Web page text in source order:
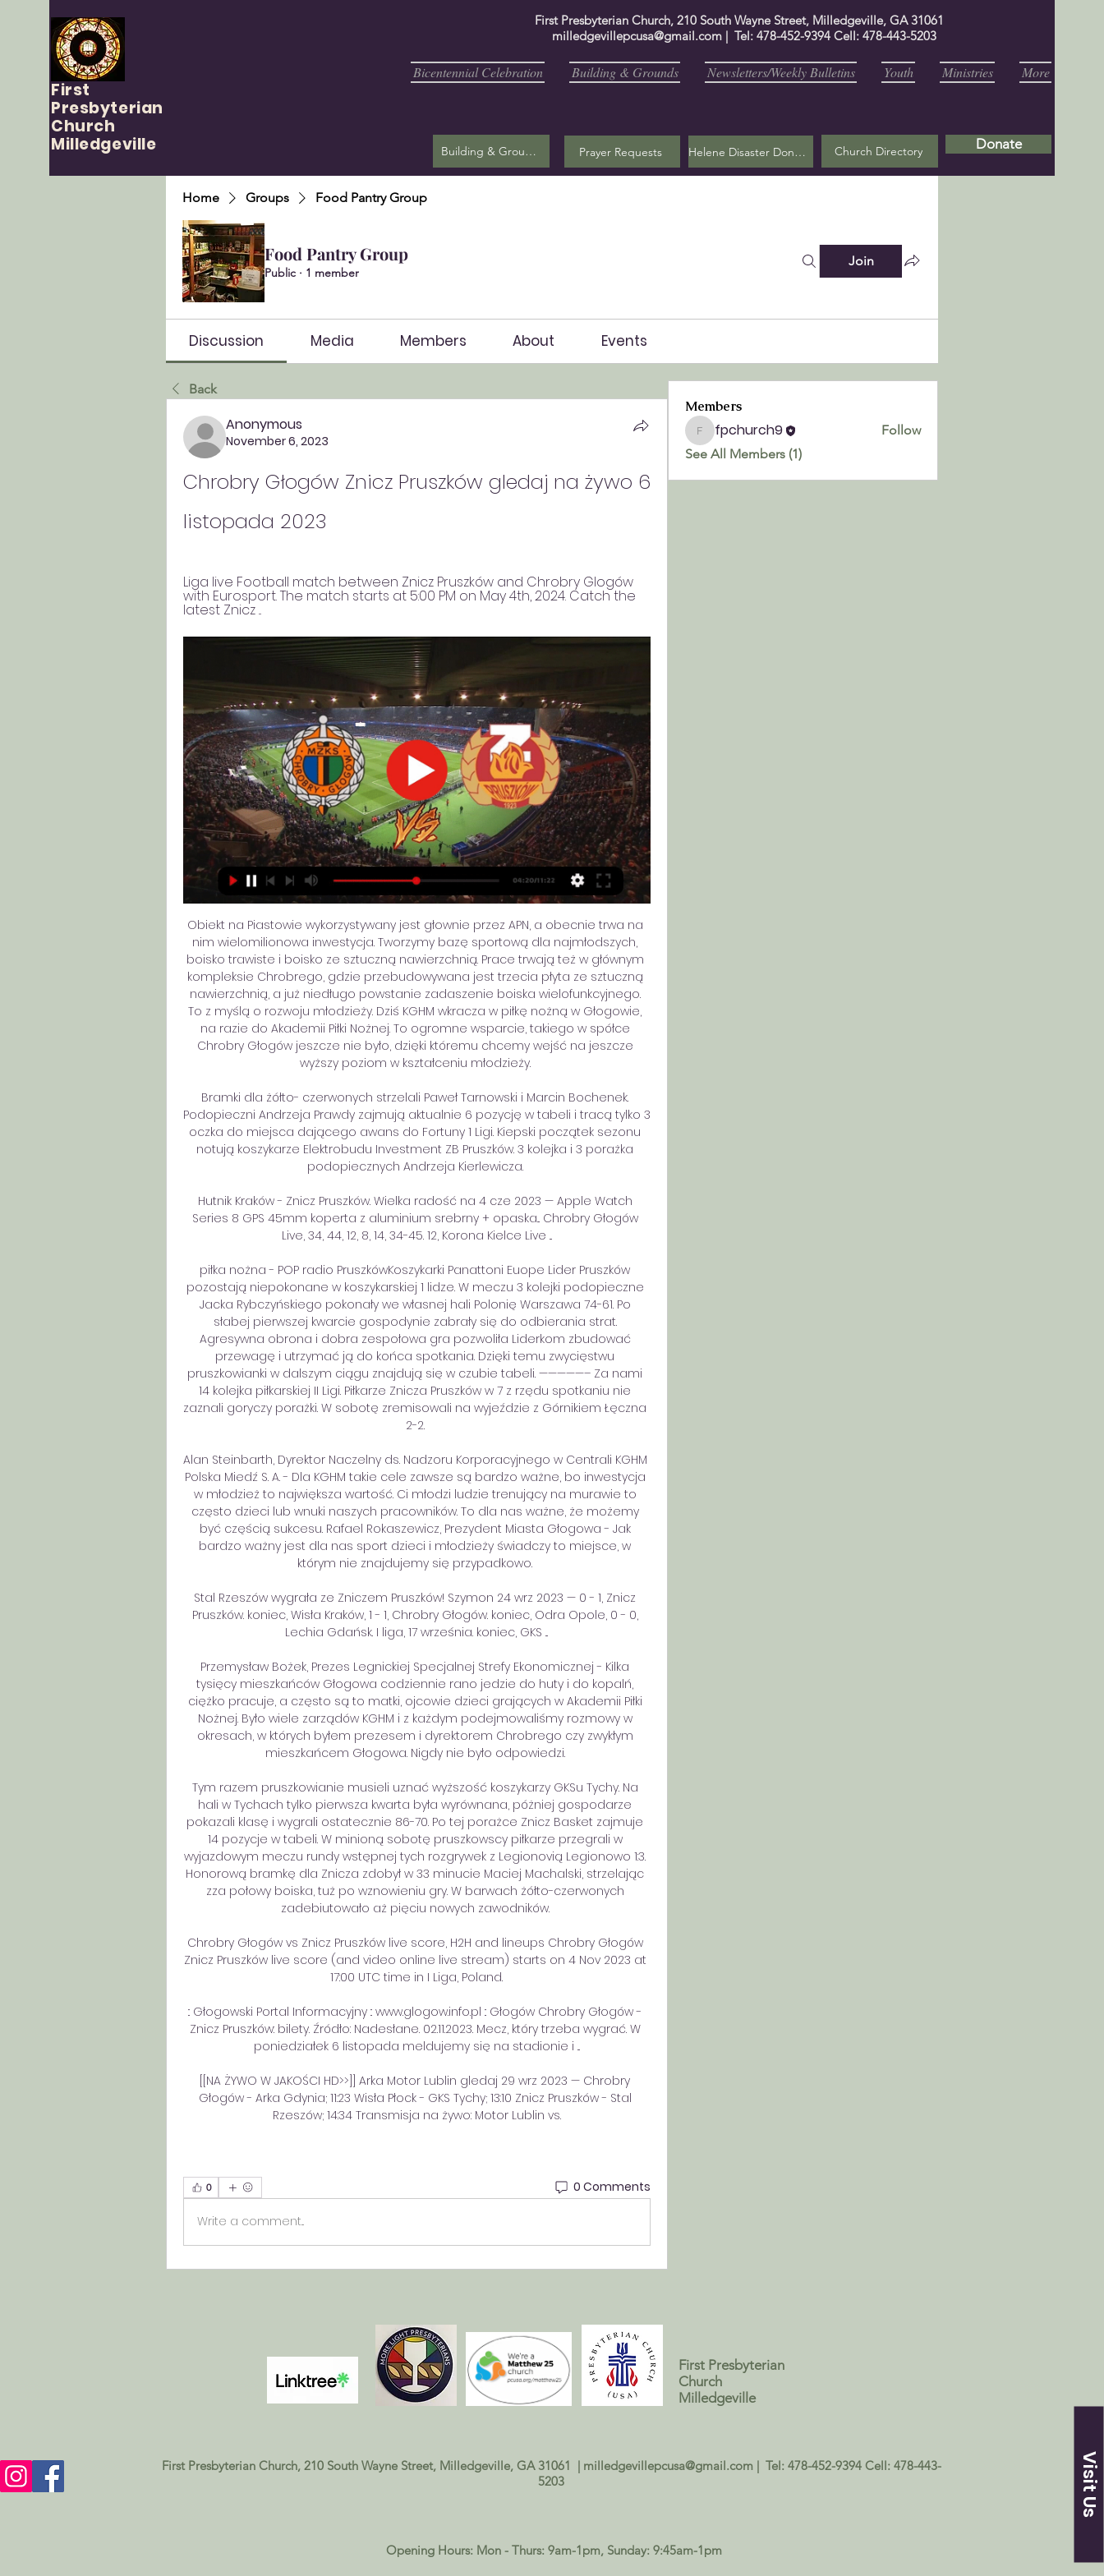
First
Presbyterian
Church
Milledgeville
First Presbyterian Church, 210 South Wayne Street, Milledgeville, GA 31061
milledgevillepcusa@gmail.com | Tel: 478-452-9394 Cell: 478-443-5203
Bicentennial Celebration Building & Grounds Newsletters/Weekly Bulletins Youth Ministries More
Building & Grounds Prayer Requests Helene Disaster Donation Church Directory Donate
Home Groups Food Pantry Group
Food Pantry Group
Public · 1 member
Join
Discussion Media Members About Events
Back
Anonymous
November 6, 2023
Chrobry Głogów Znicz Pruszków gledaj na żywo 6
listopada 2023
Liga live Football match between Znicz Pruszków and Chrobry Glogów
with Eurosport. The match starts at 5:00 PM on May 4th, 2024. Catch the
latest Znicz ...
Obiekt na Piastowie wykorzystywany jest głownie przez APN, a obecnie trwa na
nim wielomilionowa inwestycja. Tworzymy bazę sportową dla najmłodszych,
boisko trawiste i boisko ze sztuczną nawierzchnią. Prace trwają też w głównym
kompleksie Chrobrego, gdzie przebudowywana jest trzecia płyta ze sztuczną
nawierzchnią, a już niedługo powstanie zadaszenie boiska wielofunkcyjnego.
To z myślą o rozwoju młodzieży. Dziś KGHM wkracza w piłkę nożną w Głogowie,
na razie do Akademii Piłki Nożnej. To ogromne wsparcie, takiego w spółce
Chrobry Głogów jeszcze nie było, dzięki któremu chcemy wejść na jeszcze
wyższy poziom w kształceniu młodzieży.
Bramki dla żółto- czerwonych strzelali Paweł Tarnowski i Marcin Bochenek.
Podopieczni Andrzeja Prawdy zajmują aktualnie 6 pozycję w tabeli i tracą tylko 3
oczka do miejsca dającego awans do Fortuny 1 Ligi. Kiepski początek sezonu
notują koszykarze Elektrobudu Investment ZB Pruszków. 3 kolejka i 3 porażka
podopiecznych Andrzeja Kierlewicza.
Hutnik Kraków - Znicz Pruszków. Wielka radość na 4 cze 2023 — Apple Watch
Series 8 GPS 45mm koperta z aluminium srebrny + opaska... Chrobry Głogów
Live, 34, 44, 12, 8, 14, 34-45. 12, Korona Kielce Live ...
piłka nożna - POP radio PruszkówKoszykarki Panattoni Euope Lider Pruszków
pozostają niepokonane w koszykarskiej 1 lidze. W meczu 3 kolejki podopieczne
Jacka Rybczyńskiego pokonały we własnej hali Polonię Warszawa 74-61. Po
słabej pierwszej kwarcie gospodynie zabrały się do odbierania strat.
Agresywna obrona i dobra zespołowa gra pozwoliła Liderkom zbudować
przewagę i utrzymać ją do końca spotkania. Dzięki temu zwycięstwu
pruszkowianki w dalszym ciągu znajdują się w czubie tabeli. —————– Za nami
14 kolejka piłkarskiej II Ligi. Piłkarze Znicza Pruszków w 7 z rzędu spotkaniu nie
zaznali goryczy porażki. W sobotę zremisowali na wyjeździe z Górnikiem Łęczna
2-2.
Alan Steinbarth, Dyrektor Naczelny ds. Nadzoru Korporacyjnego w Centrali KGHM
Polska Miedź S. A. - Dla KGHM takie cele zawsze są bardzo ważne, bo inwestycja
w młodzież to największa wartość. Ci młodzi ludzie trenujący na murawie to
często dzieci lub wnuki naszych pracowników. To dla nas ważne, że możemy
być częścią sukcesu. Rafael Rokaszewicz, Prezydent Miasta Głogowa - Jak
bardzo ważny jest dla nas sport dzieci i młodzieży świadczy to miejsce, w
którym nie znajdujemy się przypadkowo.
Stal Rzeszów wygrała ze Zniczem Pruszków! Szymon 24 wrz 2023 — 0 - 1, Znicz
Pruszków. koniec, Wisła Kraków, 1 - 1, Chrobry Głogów. koniec, Odra Opole, 0 - 0,
Lechia Gdańsk. I liga, 17 września. koniec, GKS ...
Przemysław Bożek, Prezes Legnickiej Specjalnej Strefy Ekonomicznej - Kilka
tysięcy mieszkańców Głogowa codziennie rano jedzie do huty i do kopalń,
ciężko pracuje, a często są to matki, ojcowie dzieci grających w Akademii Piłki
Nożnej. Było wiele zarządów KGHM i z każdym podejmowaliśmy rozmowy w
okresach, w których byłem prezesem i dyrektorem Chrobrego czy zwykłym
mieszkańcem Głogowa. Nigdy nie było odpowiedzi.
Tym razem pruszkowianie musieli uznać wyższość koszykarzy GKSu Tychy. Na
hali w Tychach tylko pierwsza kwarta była wyrównana, póżniej gospodarze
pokazali klasę i wygrali ostatecznie 86-70. Po tej porażce Znicz Basket zajmuje
14 pozycje w tabeli. W minioną sobotę pruszkowscy piłkarze przegrali w
wyjazdowym meczu rundy wstępnej tych rozgrywek z Legionovią Legionowo 1:3.
Honorową bramkę dla Znicza zdobył w 33 minucie Maciej Machalski, strzelając
zza połowy boiska, tuż po wznowieniu gry. W barwach żółto-czerwonych
zadebiutowało aż pięciu nowych zawodników.
Chrobry Głogów vs Znicz Pruszków live score, H2H and lineups Chrobry Głogów
Znicz Pruszków live score (and video online live stream) starts on 4 Nov 2023 at
17:00 UTC time in I Liga, Poland.
:: Głogowski Portal Informacyjny :: www.glogow.info.pl :: Głogów Chrobry Głogów -
Znicz Pruszków: bilety. Źródło: Nadesłane. 02.11.2023. Mecz, który trzeba wygrać. W
poniedziałek 6 listopada meldujemy się na stadionie i ...
[[NA ŻYWO W JAKOŚCI HD>>]] Arka Motor Lublin gledaj 29 wrz 2023 — Chrobry
Głogów - Arka Gdynia; 11:23 Wisła Płock - GKS Tychy; 13:10 Znicz Pruszków - Stal
Rzeszów; 14:34 Transmisja na żywo: Motor Lublin vs.
0 0 Comments
Write a comment...
Members
fpchurch9
fpchurch9
Follow
See All Members (1)
Visit Us
First Presbyterian
Church
Milledgeville
First Presbyterian Church, 210 South Wayne Street, Milledgeville, GA 31061 | milledgevillepcusa@gmail.com | Tel: 478-452-9394 Cell: 478-443-
5203
Opening Hours: Mon - Thurs: 9am-1pm, ​Sunday: 9:45am-1pm